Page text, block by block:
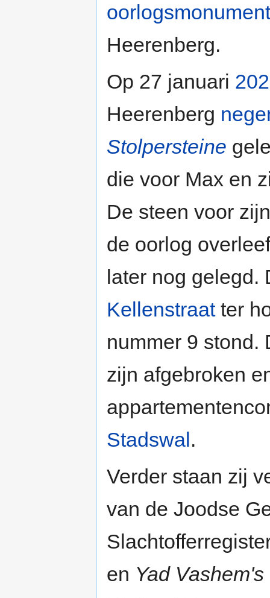
oorlogsmonument
Heerenberg.
Op 27 januari
Heerenberg
Stolpersteine
die voor Max en
De steen voor
de oorlog
later nog
Kellenstraatter
nummer 9 stond.
zijn afgebroken
Stadswal .
Verder staan zij
van de Joodse
en Yad